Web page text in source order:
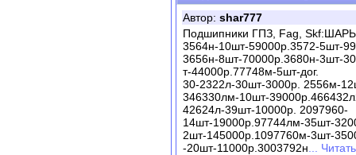
Автор: shar777
Подшипники ГПЗ, Fag,
3564н-10шт-59000р.3572-5шт-
3656н-8шт-70000р.3680н-3шт-
т-44000р.77748м-5шт-дог.
30-2322л-30шт-3000р. 2556м-
346330лм-10шт-
42624л-39шт-10000р. 2097960-
14шт-19000р.97744лм-35шт-
2шт-145000р.1097760м-3шт-
-20шт-11000р.3003792н ...